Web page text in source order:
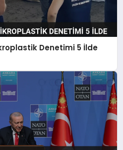
Denetimi 5 İlde